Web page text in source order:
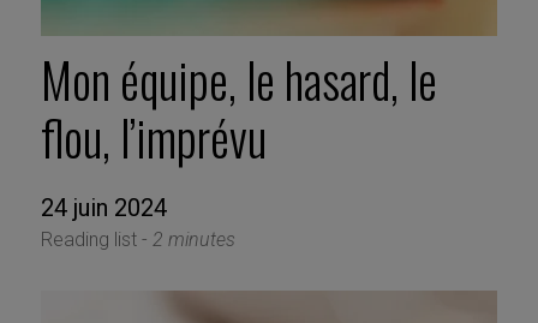
Mon équipe, le hasard, le
flou, l’imprévu
24 juin 2024
Reading list - 2 minutes